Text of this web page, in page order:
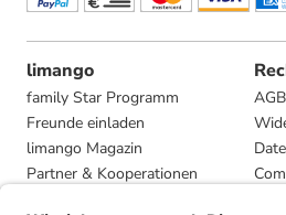
limango
family Star Programm
Freunde einladen
limango Magazin
Partner & Kooperationen
AGB